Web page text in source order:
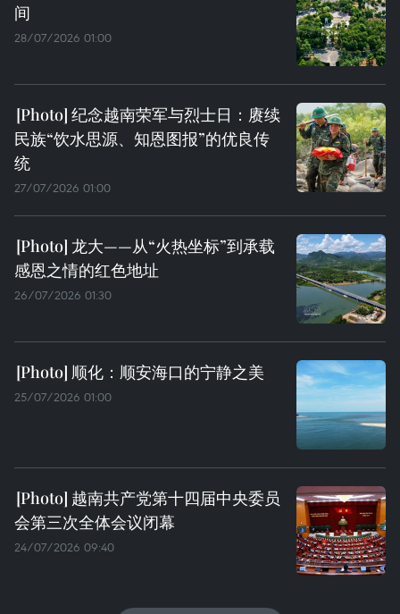
间
28/07/2026 01:00
纪念越南荣军与烈士日：赓续
民族“饮水思源、知恩图报”的优良传
统
27/07/2026 01:00
龙大——从“火热坐标”到承载
感恩之情的红色地址
26/07/2026 01:30
顺化：顺安海口的宁静之美
25/07/2026 01:00
越南共产党第十四届中央委员
会第三次全体会议闭幕
24/07/2026 09:40